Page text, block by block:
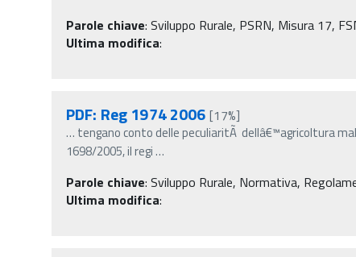
Parole chiave: Sviluppo Rurale, PSRN, Misura 17,
Ultima modifica:
PDF: Reg 1974 2006 [17%]
… tengano conto delle peculiaritÃ dellâ€™agricoltura
1698/2005, il regi…
Parole chiave: Sviluppo Rurale, Normativa,
Ultima modifica: